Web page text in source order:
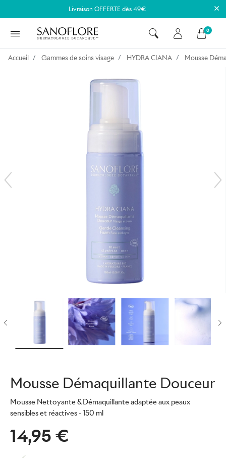
Livraison OFFERTE dès 49€ ×
0
Accueil Gammes de soins visage HYDRA CIANA Mousse
Mousse Démaquillante Douceur
Mousse Nettoyante & Démaquillante adaptée aux peaux
sensibles et réactives- 150 ml
14,95 €